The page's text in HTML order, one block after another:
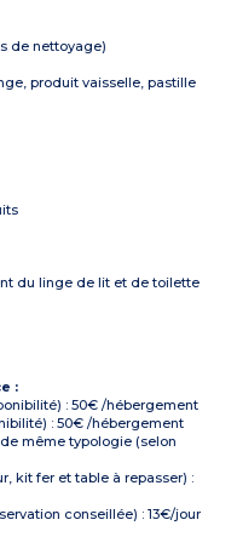
de nettoyage)
produit vaisselle, pastille
du linge de lit et de toilette
:
: 50€ /hébergement
: 50€ /hébergement
même typologie (selon
kit fer et table à repasser) :
conseillée) : 13€/jour